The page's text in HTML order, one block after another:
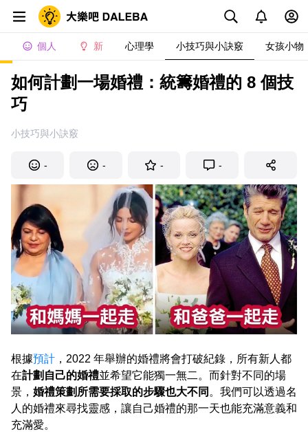
個人 新 心理學 小技巧與小訣竅 女孩小物
如何計劃一場婚禮：統籌婚禮的 8 個技
巧
小技巧與小訣竅
- - - -
根據預計 ，2022 年舉辦的婚禮將會打破紀錄，所有新人都
在計劃自己的婚禮並希望它能獨一無二。而針對不同的場
景， 婚禮策劃所需要採取的步驟也大不同 。我們可以透過名
人的婚禮來尋找靈感，讓自己婚禮的那一天也能充滿意義和
充滿愛。